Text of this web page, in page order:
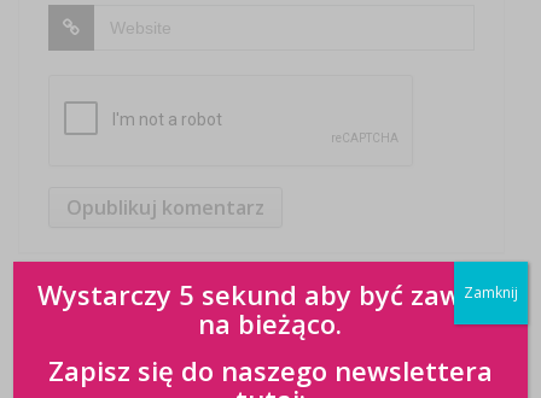
Wystarczy 5 sekund aby być zawsze
na bieżąco.
Zapisz się do naszego newslettera
Zamknij